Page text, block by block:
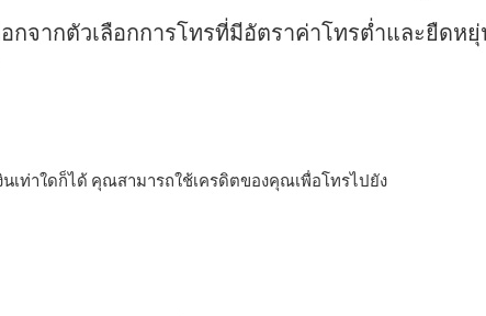
จากตัวเลือกการโทรที่มีอัตราค่าโทรต่ำและยืดห
เท่าใดก็ได้ คุณสามารถใช้เครดิตของคุณเพื่อโทรไปยัง